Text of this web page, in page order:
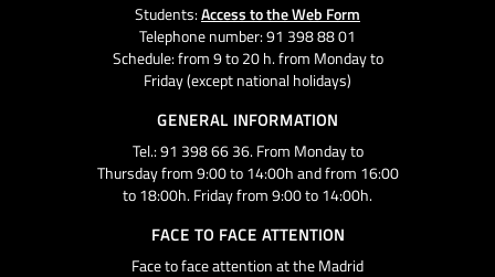
Students:Access to the Web Form
Telephone number: 91 398 88 01
Schedule: from 9 to 20 h. from Monday to
Friday (except national holidays)
GENERAL INFORMATION
Tel.: 91 398 66 36. From Monday to
Thursday from 9:00 to 14:00h and from 16:00
to 18:00h. Friday from 9:00 to 14:00h.
FACE TO FACE ATTENTION
Face to face attention at the Madrid